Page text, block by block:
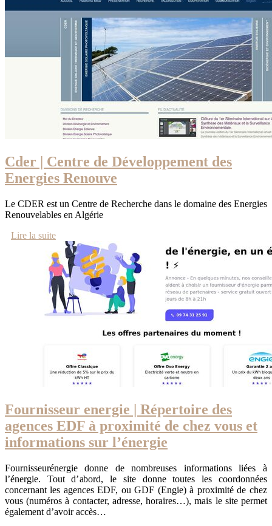
Cder | Centre de Dévelop­pe­ment des
Enеrgiеs Rеnouvе
Le CDER est un Centre de Recherche dans le domaine des Energies
Renouvelables en Algérie
Lire la suite
Fournisseur energie | Répertoire des
agences EDF à proximité de chez vous et
infor­ma­tions sur l’énergie
Fournisseurénergie donne de nombreuses informations liées à
l’énergie. Tout d’abord, le site donne toutes les coordonnées
concernant les agences EDF, ou GDF (Engie) à proximité de chez
vous (numéros à contacter, adresse, horaires…), mais le site permet
également d’avoir accès…